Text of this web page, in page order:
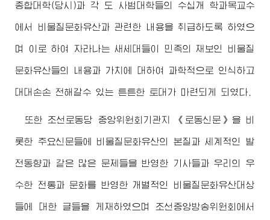
종합대학(당시)과 각 도 사범대학들의 수십개 학과목교수
에서 비물질문화유산과 관련한 내용을 취급하도록 하였으
며 이로 하여 자라나는 새세대들이 민족의 재보인 비물질
문화유산들의 내용과 가치에 대하여 과학적으로 인식하고
대대손손 전해갈수 있는 튼튼한 토대가 마련되게 되였다.
또한 조선로동당 중앙위원회기관지 《로동신문》을 비
롯한 주요신문들에 비물질문화유산의 본질과 세계적인 발
전동향과 같은 많은 문제들을 반영한 기사들과 우리의 우
수한 전통과 문화를 반영한 개별적인 비물질문화유산대상
들에 대한 글들을 게재하였으며 조선중앙방송위원회에서